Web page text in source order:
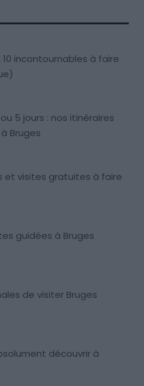
10 incontournables à faire
5 jours : nos itinéraires
Bruges
et visites gratuites à faire
guidées à Bruges
de visiter Bruges
découvrir à